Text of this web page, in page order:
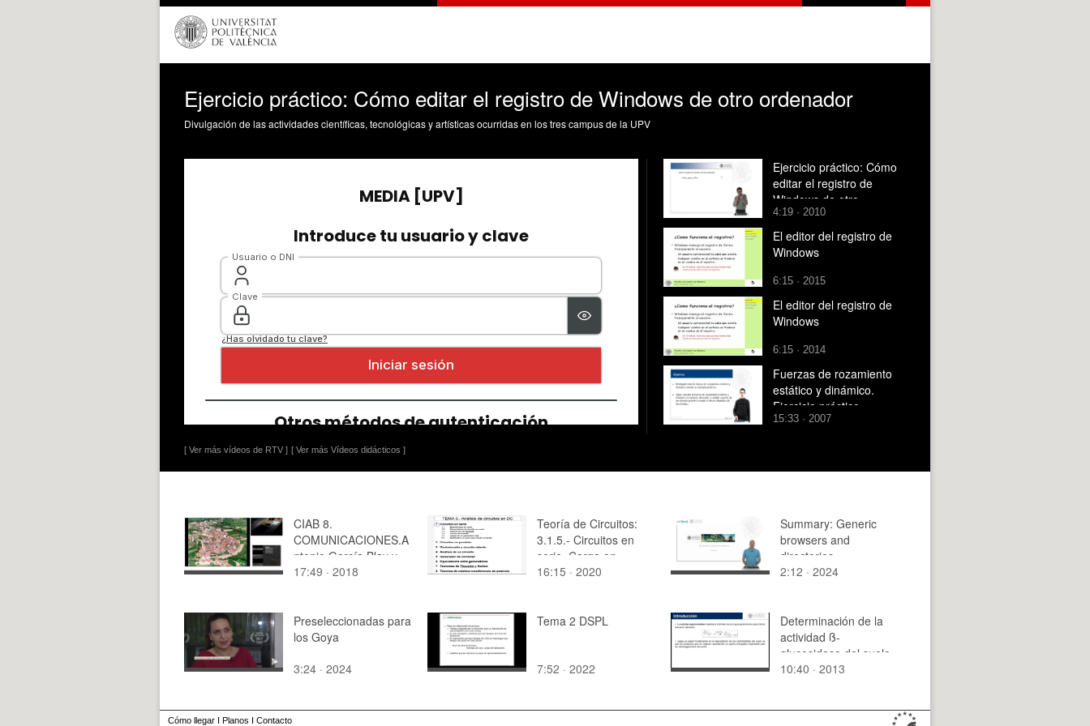
Ejercicio práctico: Cómo editar el registro de Windows de otro ordenador
Divulgación de las actividades científicas, tecnológicas y artísticas ocurridas en los tres campus de la UPV
[ Ver más vídeos de RTV ] [ Ver más Vídeos didácticos ]
Ejercicio práctico: Cómo
editar el registro de
Windows de otro
ordenador
4:19 · 2010
El editor del registro de
Windows
6:15 · 2015
El editor del registro de
Windows
6:15 · 2014
Fuerzas de rozamiento
estático y dinámico.
Ejercicio práctico
15:33 · 2007
CIAB 8.
COMUNICACIONES.A
ntonio García Blay y
José Antonio Ruiz
Entrance in the Castle
of Portell.
17:49 · 2018
Teoría de Circuitos:
3.1.5.- Circuitos en
serie. Carga en
generador real
16:15 · 2020
Summary: Generic
browsers and
directories.
2:12 · 2024
Preseleccionadas para
los Goya
3:24 · 2024
Tema 2 DSPL
7:52 · 2022
Determinación de la
actividad ß-
glucosidasa del suelo
10:40 · 2013
Cómo llegar I Planos I Contacto